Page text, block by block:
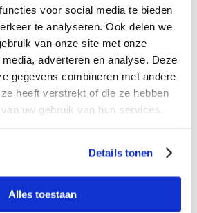
voor social media te bieden
te analyseren. Ook delen we
van onze site met onze
adverteren en analyse. Deze
gegevens combineren met andere
heeft verstrekt of die ze hebben
uw gebruik van hun services.
Details tonen
Alles toestaan